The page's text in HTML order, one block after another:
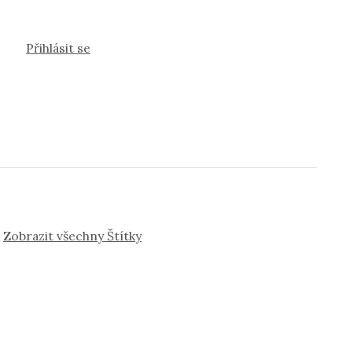
Přihlásit se
Zobrazit všechny Štítky